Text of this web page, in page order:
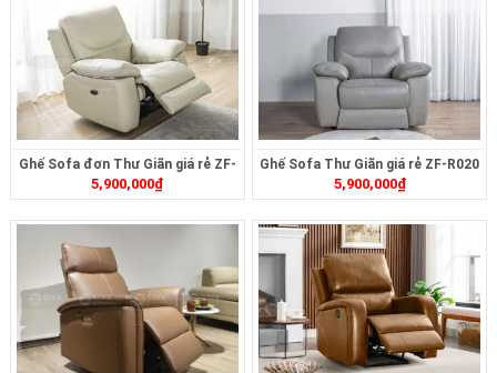
Ghế Sofa đơn Thư Giãn giá rẻ ZF-
R019
5,900,000₫
Ghế Sofa Thư Giãn giá rẻ ZF-R020
5,900,000₫